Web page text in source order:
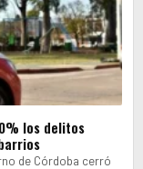
los delitos
de Córdoba cerró